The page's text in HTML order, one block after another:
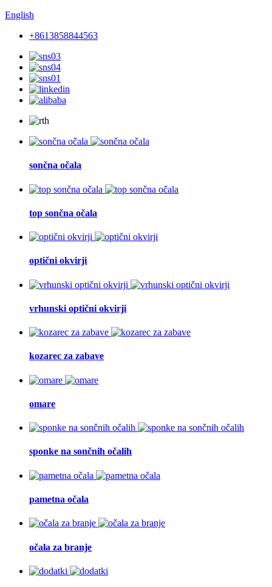
English
+8613858844563
sončna očala
top sončna očala
optični okvirji
vrhunski optični okvirji
kozarec za zabave
omare
sponke na sončnih očalih
pametna očala
očala za branje